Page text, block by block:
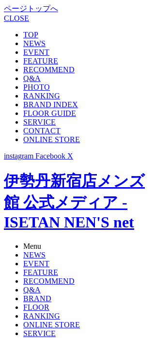
ページトップへ
CLOSE
TOP
NEWS
EVENT
FEATURE
RECOMMEND
Q&A
PHOTO
RANKING
BRAND INDEX
FLOOR GUIDE
SERVICE
CONTACT
ONLINE STORE
instagram Facebook X
伊勢丹新宿店メンズ
館 公式メディア -
ISETAN NEN'S net
Menu
NEWS
EVENT
FEATURE
RECOMMEND
Q&A
BRAND
FLOOR
RANKING
ONLINE STORE
SERVICE